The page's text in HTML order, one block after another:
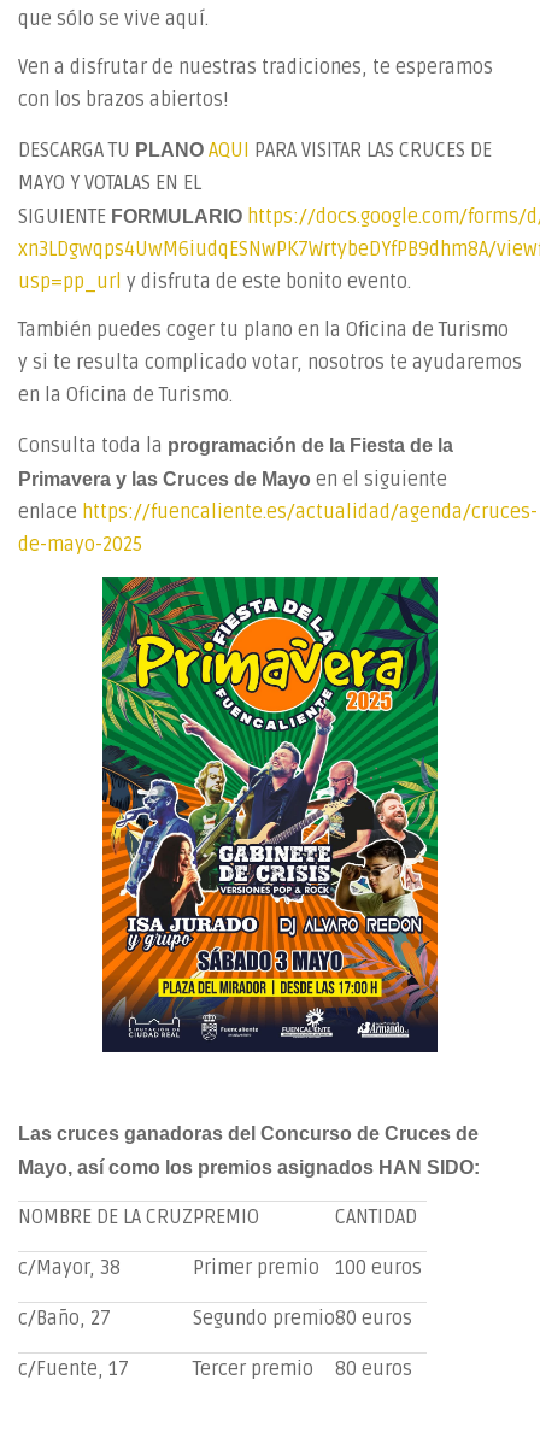
que sólo se vive aquí.
Ven a disfrutar de nuestras tradiciones, te esperamos
con los brazos abiertos!
DESCARGA TU PLANO AQUI PARA VISITAR LAS CRUCES DE
MAYO Y VOTALAS EN EL
SIGUIENTE FORMULARIO https://docs.google.com/forms/d/
xn3LDgwqps4UwM6iudqESNwPK7WrtybeDYfPB9dhm8A/
usp=pp_url y disfruta de este bonito evento.
También puedes coger tu plano en la Oficina de Turismo
y si te resulta complicado votar, nosotros te ayudaremos
en la Oficina de Turismo.
Consulta toda la programación de la Fiesta de la
Primavera y las Cruces de Mayo en el siguiente
enlace https://fuencaliente.es/actualidad/agenda/cruces-
de-mayo-2025
Las cruces ganadoras del Concurso de Cruces de
Mayo, así como los premios asignados HAN SIDO:
NOMBRE DE LA CRUZPREMIO CANTIDAD
c/Mayor, 38 Primer premio 100 euros
c/Baño, 27 Segundo premio80 euros
c/Fuente, 17 Tercer premio 80 euros